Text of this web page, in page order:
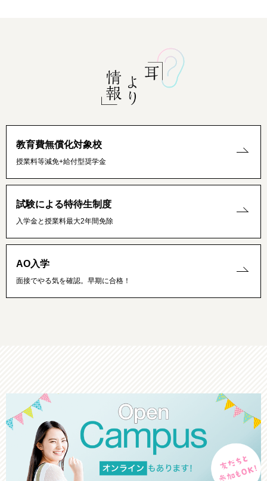
教育費無償化対象校
授業料等減免+給付型奨学金
試験による特待生制度
入学金と授業料最大2年間免除
AO入学
面接でやる気を確認。早期に合格！